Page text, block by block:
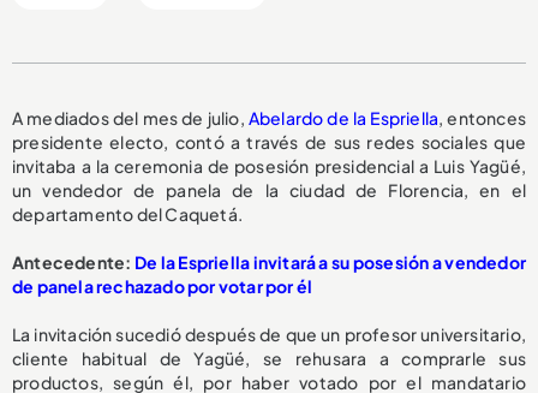
A mediados del mes de julio, Abelardo de la Espriella, entonces
presidente electo, contó a través de sus redes sociales que
invitaba a la ceremonia de posesión presidencial a Luis Yagüé,
un vendedor de panela de la ciudad de Florencia, en el
departamento del Caquetá.
Antecedente: De la Espriella invitará a su posesión a vendedor
de panela rechazado por votar por él
La invitación sucedió después de que un profesor universitario,
cliente habitual de Yagüé, se rehusara a comprarle sus
productos, según él, por haber votado por el mandatario